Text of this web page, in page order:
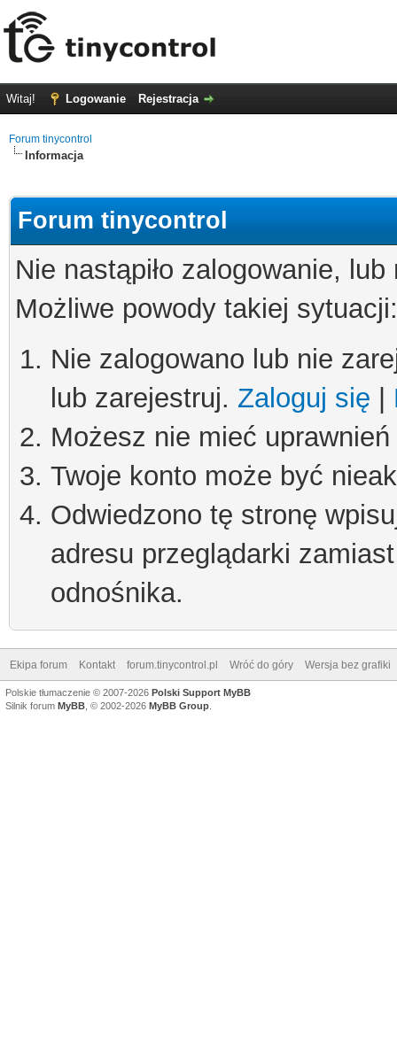
Witaj! Logowanie Rejestracja
Forum tinycontrol
Informacja
Forum tinycontrol
Nie nastąpiło zalogowanie,
Możliwe powody takiej sytuacji:
Nie zalogowano lub nie
lub zarejestruj. Zaloguj się
Możesz nie mieć
Twoje konto może być
Odwiedzono tę stronę
adresu przeglądarki
odnośnika.
Ekipa forum Kontakt forum.tinycontrol.pl Wróć do góry Wersja bez grafiki
Polskie tłumaczenie © 2007-2026 Polski Support MyBB
Silnik forum MyBB , © 2002-2026 MyBB Group